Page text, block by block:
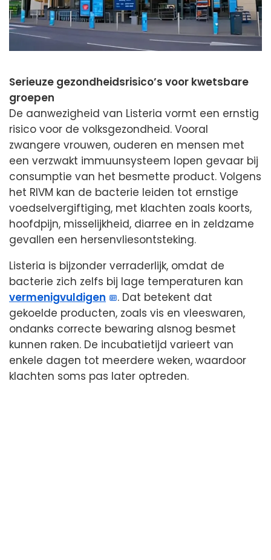
Serieuze gezondheidsrisico’s voor kwetsbare
groepen
De aanwezigheid van Listeria vormt een ernstig
risico voor de volksgezondheid. Vooral
zwangere vrouwen, ouderen en mensen met
een verzwakt immuunsysteem lopen gevaar bij
consumptie van het besmette product. Volgens
het RIVM kan de bacterie leiden tot ernstige
voedselvergiftiging, met klachten zoals koorts,
hoofdpijn, misselijkheid, diarree en in zeldzame
gevallen een hersenvliesontsteking.
Listeria is bijzonder verraderlijk, omdat de
bacterie zich zelfs bij lage temperaturen kan
vermenigvuldigen
. Dat betekent dat
gekoelde producten, zoals vis en vleeswaren,
ondanks correcte bewaring alsnog besmet
kunnen raken. De incubatietijd varieert van
enkele dagen tot meerdere weken, waardoor
klachten soms pas later optreden.